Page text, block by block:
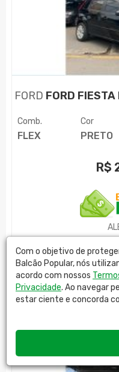
FORD FORD
Comb.
FLEX
Cor
PRETO
R$
Com o objetivo de
Balcão Popular, nós
acordo com nossos
Privacidade. Ao navegar
estar ciente e concorda